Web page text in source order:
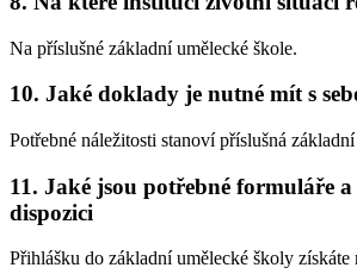
Na příslušné základní umělecké škole.
10. Jaké doklady je nutné mít s
Potřebné náležitosti stanoví příslušná
11. Jaké jsou potřebné formuláře
dispozici
Přihlášku do základní umělecké školy získáte